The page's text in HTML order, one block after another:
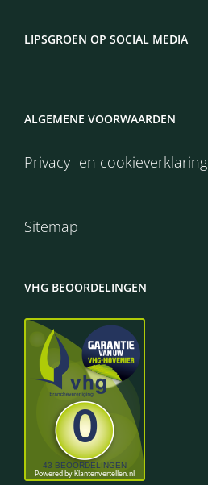
LIPSGROEN OP SOCIAL MEDIA
ALGEMENE VOORWAARDEN
Privacy- en cookieverklaring
Sitemap
VHG BEOORDELINGEN